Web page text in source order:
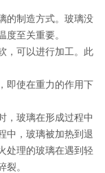
的制造方式。玻璃没
至关重要。
，可以进行加工。此
即使在重力的作用下
，玻璃在形成过程中
中，玻璃被加热到退
处理的玻璃在遇到轻
裂。